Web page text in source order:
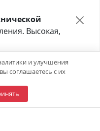
и улучшения
соглашаетесь с их
Высокая,
ниже 👇